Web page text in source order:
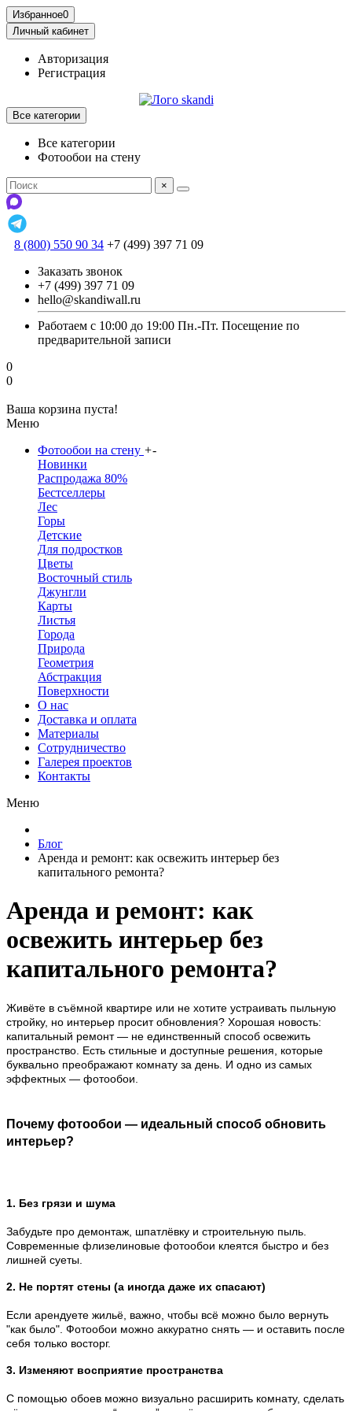
Избранное0
Личный кабинет
Авторизация
Регистрация
Все категории
Все категории
Фотообои на стену
×
8 (800) 550 90 34 +7 (499) 397 71 09
Заказать звонок
+7 (499) 397 71 09
hello@skandiwall.ru
Работаем с 10:00 до 19:00 Пн.-Пт. Посещение по
предварительной записи
0
0
Ваша корзина пуста!
Меню
Фотообои на стену +-
Новинки
Распродажа 80%
Бестселлеры
Лес
Горы
Детские
Для подростков
Цветы
Восточный стиль
Джунгли
Карты
Листья
Города
Природа
Геометрия
Абстракция
Поверхности
О нас
Доставка и оплата
Материалы
Сотрудничество
Галерея проектов
Контакты
Меню
Блог
Аренда и ремонт: как освежить интерьер без
капитального ремонта?
Аренда и ремонт: как
освежить интерьер без
капитального ремонта?
Живёте в съёмной квартире или не хотите устраивать пыльную
стройку, но интерьер просит обновления? Хорошая новость:
капитальный ремонт — не единственный способ освежить
пространство. Есть стильные и доступные решения, которые
буквально преображают комнату за день. И одно из самых
эффектных — фотообои.
Почему фотообои — идеальный способ обновить
интерьер?
1. Без грязи и шума
Забудьте про демонтаж, шпатлёвку и строительную пыль.
Современные флизелиновые фотообои клеятся быстро и без
лишней суеты.
2. Не портят стены (а иногда даже их спасают)
Если арендуете жильё, важно, чтобы всё можно было вернуть
"как было". Фотообои можно аккуратно снять — и оставить после
себя только восторг.
3. Изменяют восприятие пространства
С помощью обоев можно визуально расширить комнату, сделать